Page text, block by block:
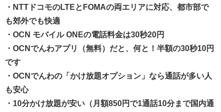
・NTTドコモのLTEとFOMAの両エリアに対応、都市部で
も郊外でも快適
・OCN モバイル ONEの電話料金は30秒20円
・OCNでんわアプリ（無料）だと、何と！半額の30秒10円
です
・OCNでんわの「かけ放題オプション」なら通話が多い人
も安心
・10分かけ放題が安い（月額850円で1通話10分まで国内通